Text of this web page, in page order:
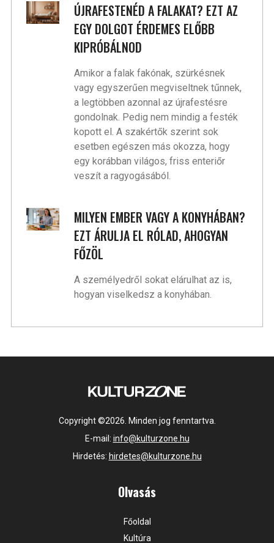
ÚJRAFESTENÉD A FALAKAT? EZT AZ
EGY DOLGOT ÉRDEMES ELŐBB
KIPRÓBÁLNOD
Amikor a falak fakónak, szürkésnek
vagy egyszerűen megviseltnek tűnnek,
a legtöbben azonnal az újrafestésre
gondolnak. Pedig nem mindig a festék
kopott el. A szakértők szerint sok
esetben egészen más okozza, hogy
egy korábban világos, friss enteriőr
veszít a ragyogásából.
MILYEN EMBER VAGY A KONYHÁBAN?
EZT ÁRULJA EL RÓLAD, AHOGYAN
FŐZÖL
A személyedről sokat elárulhat az is,
hogyan viselkedsz a konyhában.
Copyright ©2026. Minden jog fenntartva.
E-mail: info@kulturzone.hu
Hirdetés: hirdetes@kulturzone.hu
Olvasás
Főoldal
Kultúra